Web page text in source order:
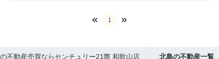
1
不動産売買ならセンチュリー21際 和歌山店 北島の不動産一覧